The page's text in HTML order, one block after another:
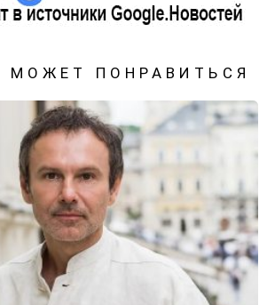
МОЖЕТ ПОНРАВИТЬСЯ